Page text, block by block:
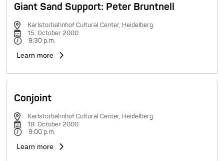
Giant Sand Support: Peter Bruntnell
Karlstorbahnhof Cultural Center, Heidelberg
15. October 2000
9:30 p.m.
Learn more
Conjoint
Karlstorbahnhof Cultural Center, Heidelberg
18. October 2000
9:00 p.m.
Learn more